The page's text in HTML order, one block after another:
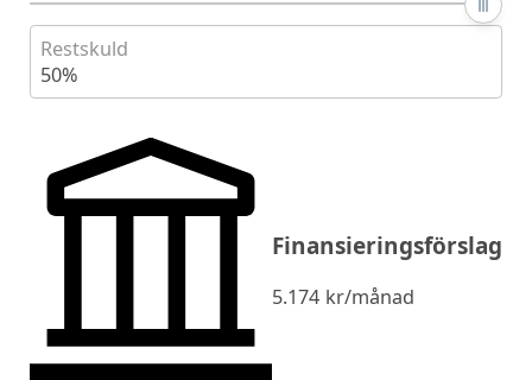
Restskuld
50%
Finansieringsförslag
5.174 kr/månad